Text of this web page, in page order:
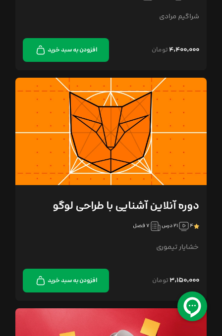
شراگیم مرادی
۴,۴۰۰,۰۰۰ تومان افزودن به سبد خرید
دوره آنلاین آشنایی با طراحی لوگو
۴ ۲۱ درس ۷ فصل
خشایار تیموری
۳,۱۵۰,۰۰۰ تومان افزودن به سبد خرید